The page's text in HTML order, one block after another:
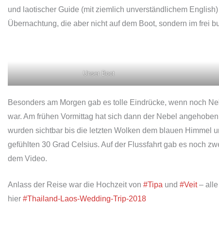
und laotischer Guide (mit ziemlich unverständlichem
Übernachtung, die aber nicht auf dem Boot, sondern im frei
Unser Boot
Besonders am Morgen gab es tolle Eindrücke, wenn noch
war. Am frühen Vormittag hat sich dann der Nebel
wurden sichtbar bis die letzten Wolken dem blauen Himmel
gefühlten 30 Grad Celsius. Auf der Flussfahrt gab es noch
dem Video.
Anlass der Reise war die Hochzeit von #Tipa und #Veit– alle
hier #Thailand-Laos-Wedding-Trip-2018